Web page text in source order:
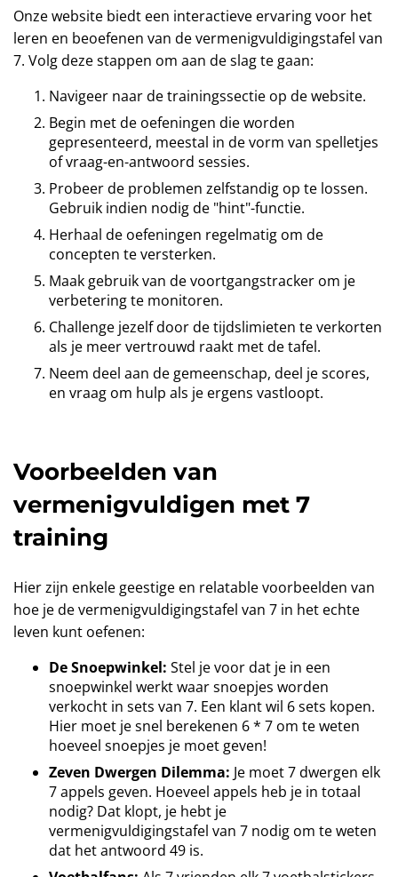
Onze website biedt een interactieve ervaring voor het
leren en beoefenen van de vermenigvuldigingstafel van
7. Volg deze stappen om aan de slag te gaan:
Navigeer naar de trainingssectie op de website.
Begin met de oefeningen die worden
gepresenteerd, meestal in de vorm van spelletjes
of vraag-en-antwoord sessies.
Probeer de problemen zelfstandig op te lossen.
Gebruik indien nodig de "hint"-functie.
Herhaal de oefeningen regelmatig om de
concepten te versterken.
Maak gebruik van de voortgangstracker om je
verbetering te monitoren.
Challenge jezelf door de tijdslimieten te verkorten
als je meer vertrouwd raakt met de tafel.
Neem deel aan de gemeenschap, deel je scores,
en vraag om hulp als je ergens vastloopt.
Voorbeelden van
vermenigvuldigen met 7
training
Hier zijn enkele geestige en relatable voorbeelden van
hoe je de vermenigvuldigingstafel van 7 in het echte
leven kunt oefenen:
De Snoepwinkel: Stel je voor dat je in een
snoepwinkel werkt waar snoepjes worden
verkocht in sets van 7. Een klant wil 6 sets kopen.
Hier moet je snel berekenen 6 * 7 om te weten
hoeveel snoepjes je moet geven!
Zeven Dwergen Dilemma: Je moet 7 dwergen elk
7 appels geven. Hoeveel appels heb je in totaal
nodig? Dat klopt, je hebt je
vermenigvuldigingstafel van 7 nodig om te weten
dat het antwoord 49 is.